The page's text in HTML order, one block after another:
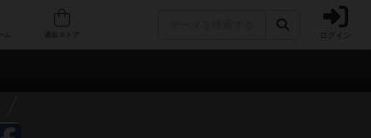
人気ボードゲーム ログイン